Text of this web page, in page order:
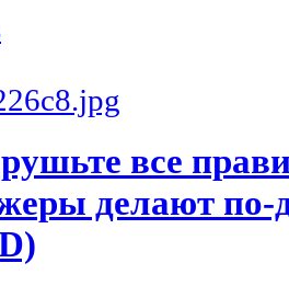
все
делают по-